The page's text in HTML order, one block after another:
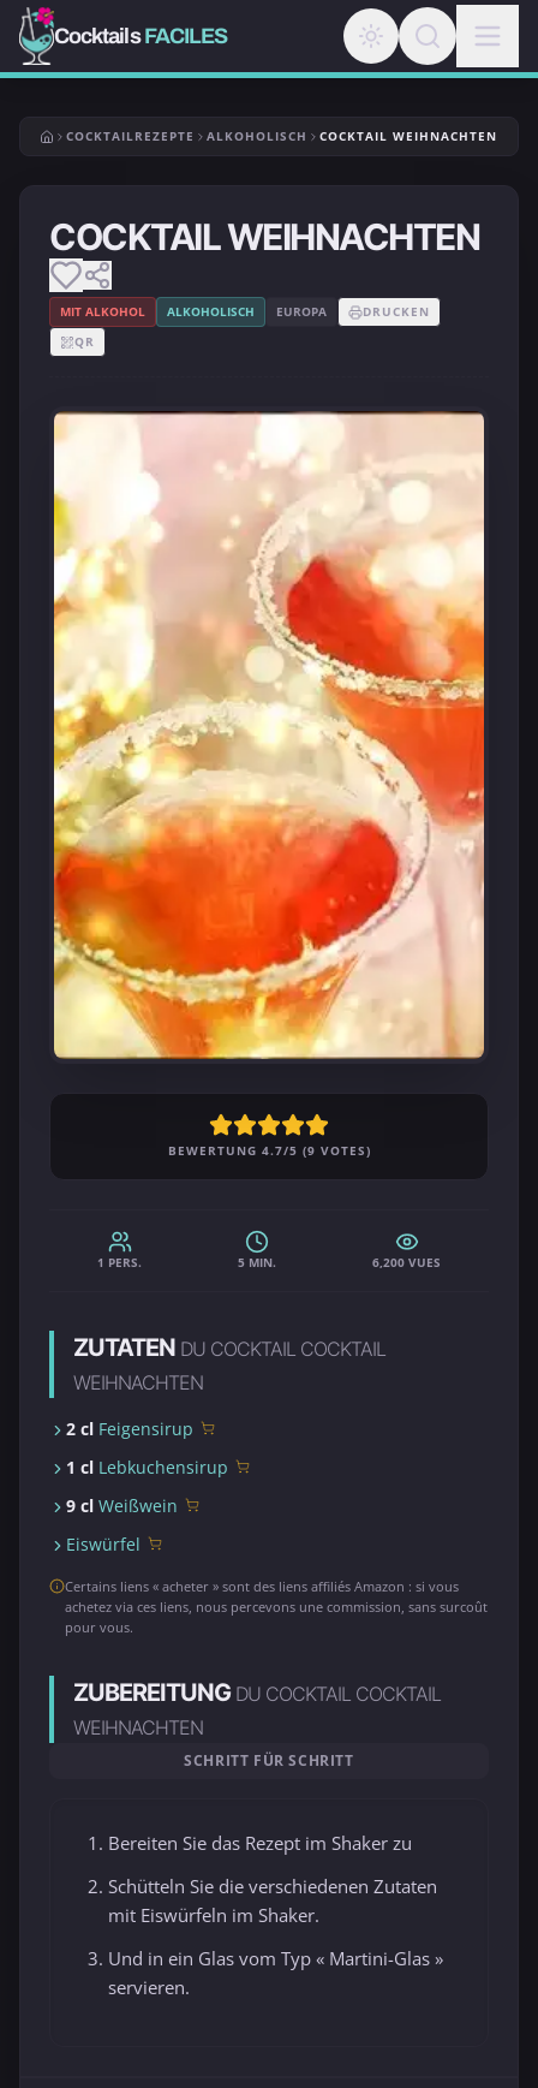
CocktailsFACILES
COCKTAILREZEPTE ALKOHOLISCH COCKTAIL WEIHNACHTEN
COCKTAIL WEIHNACHTEN
MIT ALKOHOL ALKOHOLISCH EUROPA
DRUCKEN
QR
BEWERTUNG 4.7/5 (9 VOTES)
1 PERS. 5 MIN. 6,200 VUES
ZUTATEN DU COCKTAIL COCKTAIL
WEIHNACHTEN
2 cl Feigensirup
1 cl Lebkuchensirup
9 cl Weißwein
Eiswürfel
Certains liens « acheter » sont des liens affiliés Amazon : si vous
achetez via ces liens, nous percevons une commission, sans surcoût
pour vous.
ZUBEREITUNG DU COCKTAIL COCKTAIL
WEIHNACHTEN
SCHRITT FÜR SCHRITT
Bereiten Sie das Rezept im Shaker zu
Schütteln Sie die verschiedenen Zutaten
mit Eiswürfeln im Shaker.
Und in ein Glas vom Typ « Martini-Glas »
servieren.